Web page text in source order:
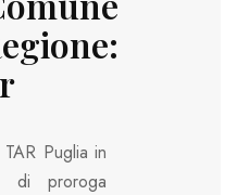
Puglia in
di proroga